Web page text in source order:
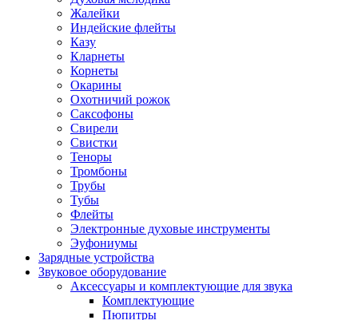
Жалейки
Индейские флейты
Казу
Кларнеты
Корнеты
Окарины
Охотничий рожок
Саксофоны
Свирели
Свистки
Теноры
Тромбоны
Трубы
Тубы
Флейты
Электронные духовые инструменты
Эуфониумы
Зарядные устройства
Звуковое оборудование
Аксессуары и комплектующие для звука
Комплектующие
Пюпитры